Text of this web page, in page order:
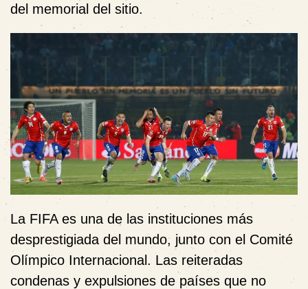
del memorial del sitio.
La FIFA es una de las instituciones más
desprestigiada del mundo, junto con el Comité
Olímpico Internacional. Las reiteradas
condenas y expulsiones de países que no